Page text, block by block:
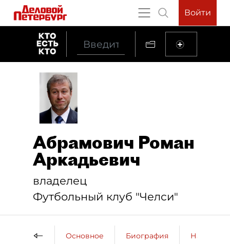
Войти
Абрамович Роман
Аркадьевич
владелец
Футбольный клуб "Челси"
Основное Биография Награды